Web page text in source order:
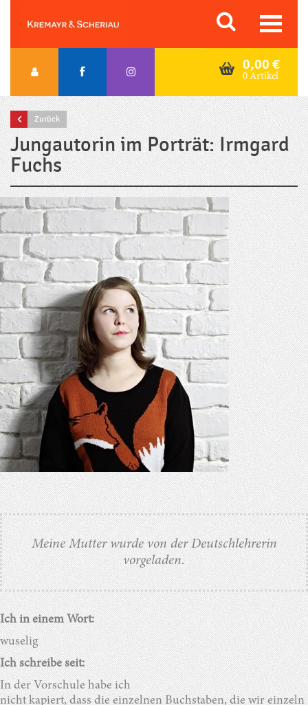
content
Orac K&S
0,00 €
0 Artikel
Zurück
Jungautorin im Porträt: Irmgard
Fuchs
Meine Mutter wurde von der Deutschlehrerin
vorgeladen.
Ich in einem Wort:
wuselig
Ich schreibe seit:
In der Vorschule habe ich
nicht kapiert, dass die einzelnen Buchstaben, die wir einzeln